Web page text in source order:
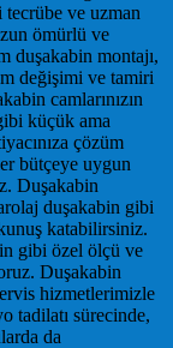
ve uzman
ömürlü ve
duşakabin montajı,
değişimi ve tamiri
camlarınızın
küçük ama
çözüm
bütçeye uygun
Duşakabin
duşakabin gibi
katabilirsiniz.
gibi özel ölçü ve
Duşakabin
hizmetlerimizle
tadilatı sürecinde,
da